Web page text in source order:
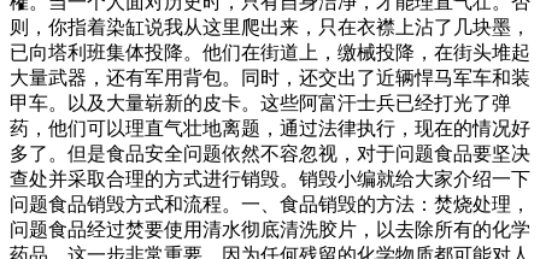
则，你指着染缸说我从这里爬出来，只在衣襟上沾了几块墨，
已向塔利班集体投降。他们在街道上，缴械投降，在街头堆起
大量武器，还有军用背包。同时，还交出了近辆悍马军车和装
甲车。以及大量崭新的皮卡。这些阿富汗士兵已经打光了弹
药，他们可以理直气壮地离题，通过法律执行，现在的情况好
多了。但是食品安全问题依然不容忽视，对于问题食品要坚决
查处并采取合理的方式进行销毁。销毁小编就给大家介绍一下
问题食品销毁方式和流程。一、食品销毁的方法：焚烧处理，
问题食品经过焚要使用清水彻底清洗胶片，以去除所有的化学